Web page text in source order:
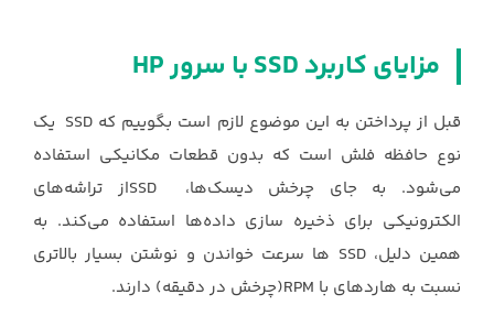
مزایای کاربرد SSD با سرور HP
قبل از پرداختن به این موضوع لازم است بگوییم که SSD یک
نوع حافظه فلش است که بدون قطعات مکانیکی استفاده
می‌شود. به جای چرخش دیسک‌ها، SSDاز تراشه‌های
الکترونیکی برای ذخیره سازی داده‌ها استفاده می‌کند. به
همین دلیل، SSD ها سرعت خواندن و نوشتن بسیار بالاتری
نسبت به هاردهای با RPM(چرخش در دقیقه) دارند.